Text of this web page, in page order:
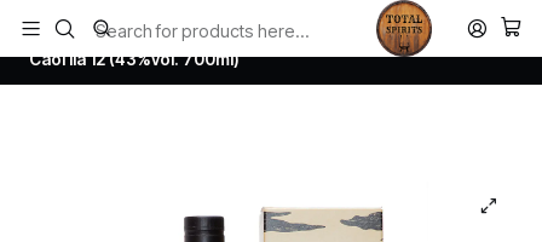
Todos los productos estan en stock. Despachamos a todo Chile.
Home Whisky
Scotch Whisky Islay
Caol Ila 12 (43%vol. 700ml)